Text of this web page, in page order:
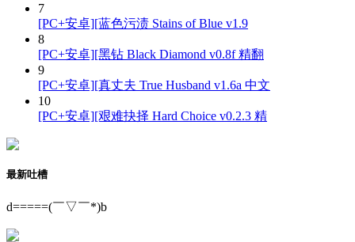
7
[PC+安卓][蓝色污渍 Stains of Blue v1.9
8
[PC+安卓][黑钻 Black Diamond v0.8f 精翻
9
[PC+安卓][真丈夫 True Husband v1.6a 中文
10
[PC+安卓][艰难抉择 Hard Choice v0.2.3 精
最新吐槽
d=====(￣▽￣*)b